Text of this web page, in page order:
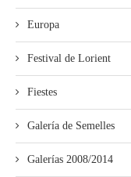
Europa
Festival de Lorient
Fiestes
Galería de Semelles
Galerías 2008/2014